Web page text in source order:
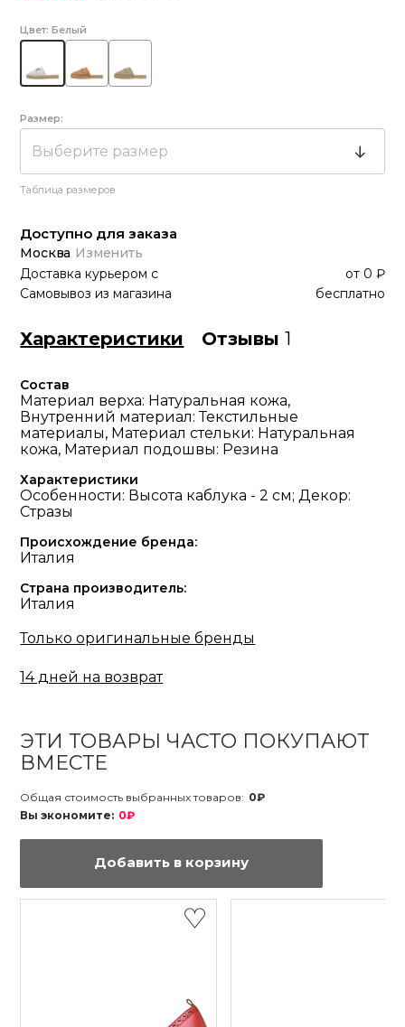
Цвет: Белый
Размер:
Выберите размер
Таблица размеров
Доступно для заказа
Москва Изменить
Доставка курьером с от 0 ₽
Самовывоз из магазина
бесплатно
Характеристики Отзывы1
Состав
Материал верха: Натуральная кожа,
Внутренний материал: Текстильные
материалы, Материал стельки: Натуральная
кожа, Материал подошвы: Резина
Характеристики
Особенности: Высота каблука - 2 см; Декор:
Стразы
Происхождение бренда:
Италия
Страна производитель:
Италия
Только оригинальные бренды
14 дней на возврат
ЭТИ ТОВАРЫ ЧАСТО ПОКУПАЮТ
ВМЕСТЕ
Общая стоимость выбранных товаров: 0₽
Вы экономите: 0₽
Добавить в корзину